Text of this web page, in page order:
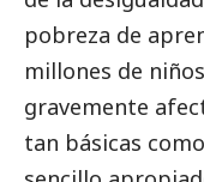
pobreza de
millones de
gravemente
tan básicas